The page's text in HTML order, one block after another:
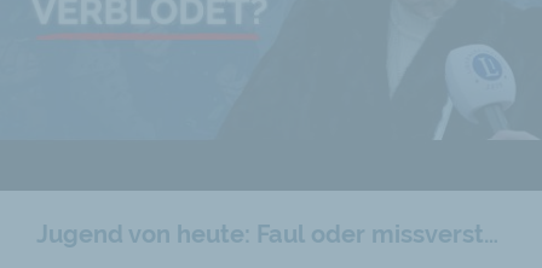
Jugend von heute: Faul oder missverstanden?